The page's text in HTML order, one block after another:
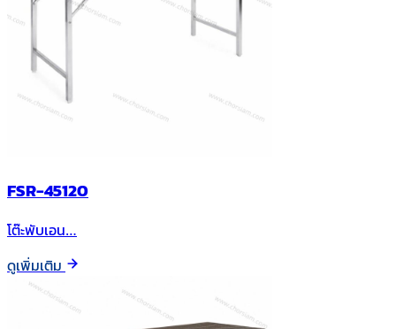
FSR-45120
โต๊ะพับเอน…
ดูเพิ่มเติม